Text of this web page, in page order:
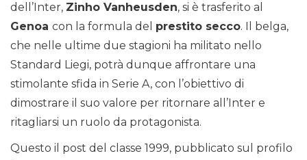
dell’Inter, Zinho Vanheusden, si è trasferito al
Genoa con la formula del prestito secco. Il belga,
che nelle ultime due stagioni ha militato nello
Standard Liegi, potrà dunque affrontare una
stimolante sfida in Serie A, con l’obiettivo di
dimostrare il suo valore per ritornare all’Inter e
ritagliarsi un ruolo da protagonista.
Questo il post del classe 1999, pubblicato sul profilo